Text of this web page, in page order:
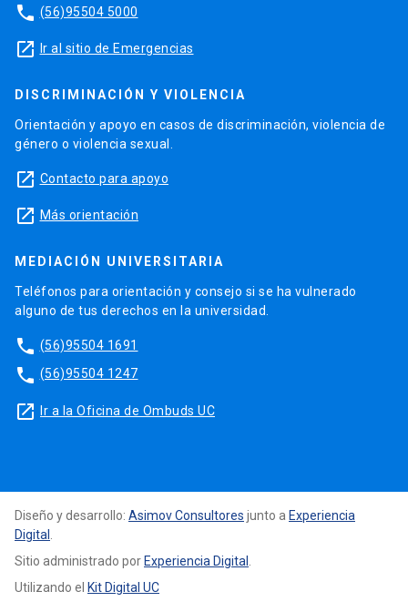
phone (56)95504 5000
launch Ir al sitio de Emergencias
DISCRIMINACIÓN Y VIOLENCIA
Orientación y apoyo en casos de discriminación, violencia de
género o violencia sexual.
launch Contacto para apoyo
launch Más orientación
MEDIACIÓN UNIVERSITARIA
Teléfonos para orientación y consejo si se ha vulnerado
alguno de tus derechos en la universidad.
phone (56)95504 1691
phone (56)95504 1247
launch Ir a la Oficina de Ombuds UC
Diseño y desarrollo: Asimov Consultores junto a Experiencia
Digital
Sitio administrado porExperiencia Digital
Utilizando el Kit Digital UC